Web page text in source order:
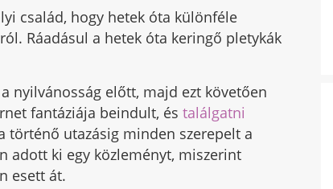
család, hogy hetek óta különféle
Ráadásul a hetek óta keringő pletykák
nyilvánosság előtt, majd ezt követően
fantáziája beindult, éstalálgatni
utazásig minden szerepelt a
adott ki egy közleményt, miszerint
esett át.